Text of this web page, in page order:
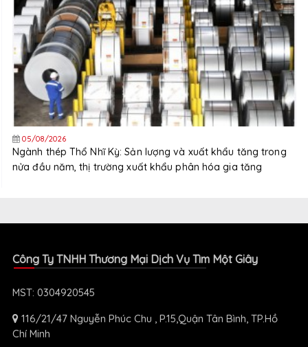
05/08/2026
Ngành thép Thổ Nhĩ Kỳ: Sản lượng và xuất khẩu tăng trong
nửa đầu năm, thị trường xuất khẩu phân hóa gia tăng
Công Ty TNHH Thương Mại Dịch Vụ Tìm Một Giây
MST: 0304920545
116/21/47 Nguyễn Phúc Chu , P.15,Quận Tân Bình, TP.Hồ
Chí Minh